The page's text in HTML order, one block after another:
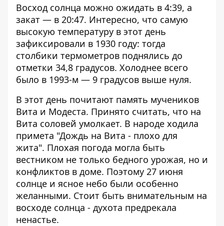
Восход солнца можно ожидать в 4:39, а
закат — в 20:47. Интересно, что самую
высокую температуру в этот день
зафиксировали в 1930 году: тогда
столбики термометров поднялись до
отметки 34,8 градусов. Холоднее всего
было в 1993-м — 9 градусов выше нуля.
В этот день почитают память мучеников
Вита и Модеста. Принято считать, что на
Вита соловей умолкает. В народе ходила
примета "Дождь на Вита - плохо для
жита". Плохая погода могла быть
вестником не только бедного урожая, но и
конфликтов в доме. Поэтому 27 июня
солнце и ясное небо были особенно
желанными. Стоит быть внимательным на
восходе солнца - духота предрекала
ненастье.